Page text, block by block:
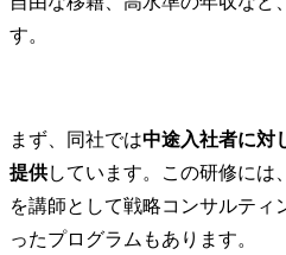
す。
まず、同社では中途入社者に対
提供しています。この研修には
を講師として戦略コンサルティ
ったプログラムもあります。